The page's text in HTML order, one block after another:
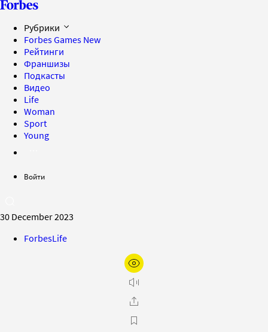
Рубрики
Forbes Games New
Рейтинги
Франшизы
Подкасты
Видео
Life
Woman
Sport
Young
Войти
30 December 2023
ForbesLife